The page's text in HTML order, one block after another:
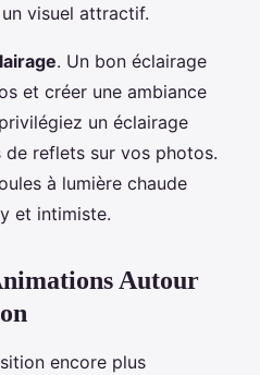
visuel attractif.
. Un bon éclairage
et créer une ambiance
un éclairage
reflets sur vos photos.
à lumière chaude
et intimiste.
Autour
encore plus